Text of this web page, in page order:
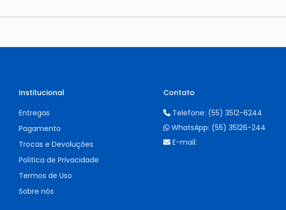
Institucional
Entregas
Pagamento
Trocas e Devoluções
Política de Privacidade
Termos de Uso
Sobre nós
Contato
Telefone: (55) 3512-6244
WhatsApp: (55) 35126-244
E-mail: